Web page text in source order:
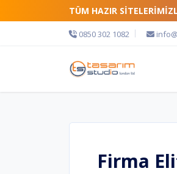
TÜM HAZIR
0850 302 1082
Firma